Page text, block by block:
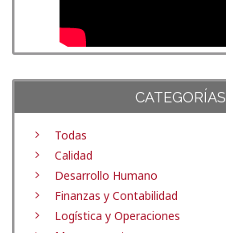
CATEGORÍAS
Todas
Calidad
Desarrollo Humano
Finanzas y Contabilidad
Logística y Operaciones